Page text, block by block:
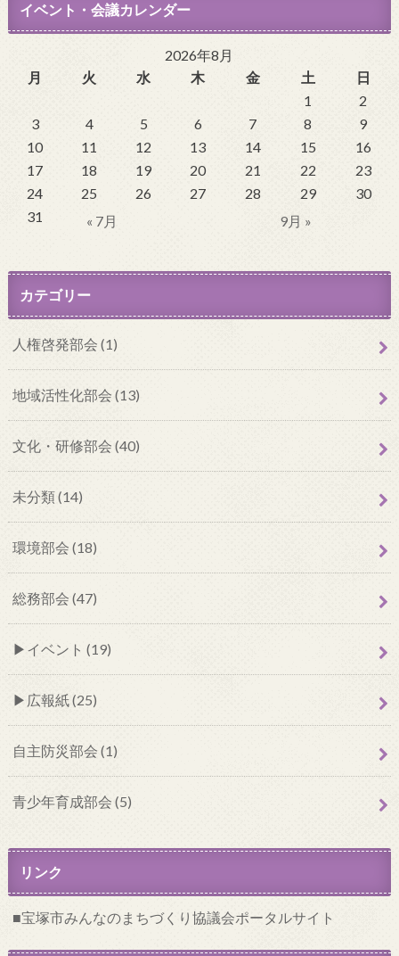
イベント・会議カレンダー
2026年8月
月
火 水 木 金 土
日
1
2
3
4 5 6 7 8
9
10
11 12 13 14 15
16
17
18 19 20 21 22
23
24
25 26 27 28 29
30
31
« 7月 9月 »
カテゴリー
人権啓発部会 (1)
地域活性化部会 (13)
文化・研修部会 (40)
未分類 (14)
環境部会 (18)
総務部会 (47)
イベント (19)
広報紙 (25)
自主防災部会 (1)
青少年育成部会 (5)
リンク
宝塚市みんなのまちづくり協議会ポータルサイト